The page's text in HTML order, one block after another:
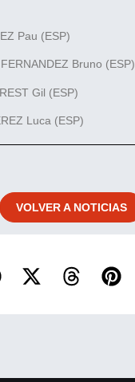
Pau (ESP)
Bruno (ESP)
Gil (ESP)
Luca (ESP)
VOLVER A NOTICIAS